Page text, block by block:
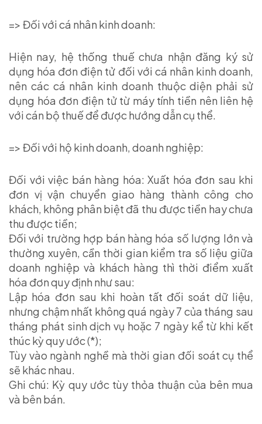
=> Đối với cá nhân kinh doanh:
Hiện nay, hệ thống thuế chưa nhận đăng ký sử
dụng hóa đơn điện tử đối với cá nhân kinh doanh,
nên các cá nhân kinh doanh thuộc diện phải sử
dụng hóa đơn điện tử từ máy tính tiền nên liên hệ
với cán bộ thuế để được hướng dẫn cụ thể.
=> Đối với hộ kinh doanh, doanh nghiệp:
Đối với việc bán hàng hóa: Xuất hóa đơn sau khi
đơn vị vận chuyển giao hàng thành công cho
khách, không phân biệt đã thu được tiền hay chưa
thu được tiền;
Đối với trường hợp bán hàng hóa số lượng lớn và
thường xuyên, cần thời gian kiểm tra số liệu giữa
doanh nghiệp và khách hàng thì thời điểm xuất
hóa đơn quy định như sau:
Lập hóa đơn sau khi hoàn tất đối soát dữ liệu,
nhưng chậm nhất không quá ngày 7 của tháng sau
tháng phát sinh dịch vụ hoặc 7 ngày kể từ khi kết
thúc kỳ quy ước (*);
Tùy vào ngành nghề mà thời gian đối soát cụ thể
sẽ khác nhau.
Ghi chú: Kỳ quy ước tùy thỏa thuận của bên mua
và bên bán.